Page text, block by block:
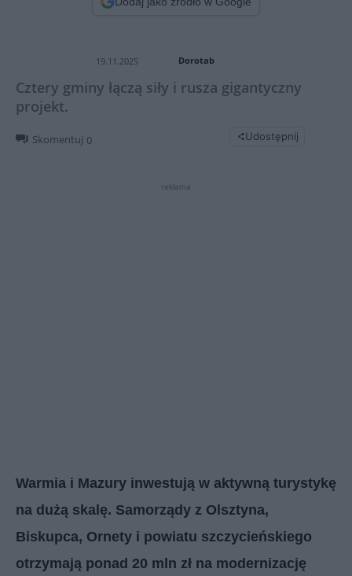
19.11.2025 Dorotab
Cztery gminy łączą siły i rusza gigantyczny
projekt.
Skomentuj 0 Udostępnij
reklama
Warmia i Mazury inwestują w aktywną turystykę
na dużą skalę. Samorządy z Olsztyna,
Biskupca, Ornety i powiatu szczycieńskiego
otrzymają ponad 20 mln zł na modernizację